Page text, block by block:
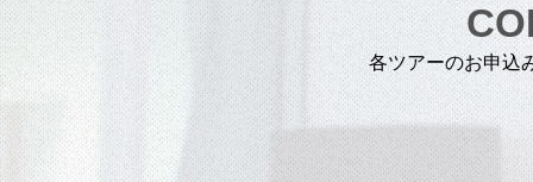
各ツアーのお申込